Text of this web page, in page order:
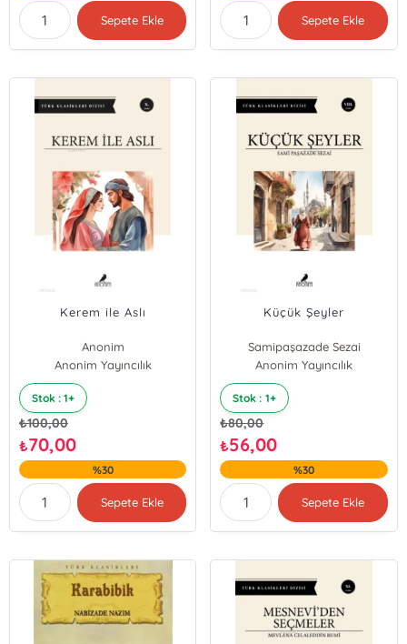
Sepete Ekle Sepete Ekle
Kerem ile Aslı
Anonim
Anonim Yayıncılık
Stok : 1+
₺100,00
₺70,00
%30
Sepete Ekle
Küçük Şeyler
Samipaşazade Sezai
Anonim Yayıncılık
Stok : 1+
₺80,00
₺56,00
%30
Sepete Ekle